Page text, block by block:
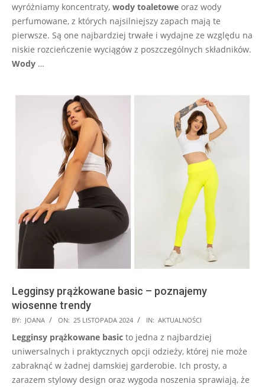
wyróżniamy koncentraty, wody toaletowe oraz wody
perfumowane, z których najsilniejszy zapach mają te
pierwsze. Są one najbardziej trwałe i wydajne ze względu na
niskie rozcieńczenie wyciągów z poszczególnych składników.
Wody …
Legginsy prążkowane basic – poznajemy
wiosenne trendy
2024-
11-
BY: JOANA ON: 25 LISTOPADA 2024 IN: AKTUALNOŚCI
Legginsy prążkowane basic to jedna z najbardziej
uniwersalnych i praktycznych opcji odzieży, której nie może
zabraknąć w żadnej damskiej garderobie. Ich prosty, a
zarazem stylowy design oraz wygoda noszenia sprawiają, że